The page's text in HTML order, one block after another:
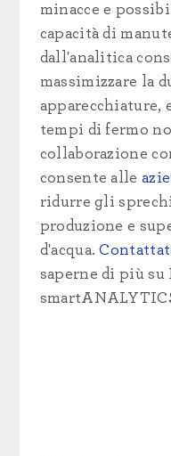
minacce e
capacità di
dall'analitica
massimizzare la
apparecchiature,
tempi di fermo
collaborazione
consente alle
ridurre gli
produzione e
d'acqua.
saperne di più su